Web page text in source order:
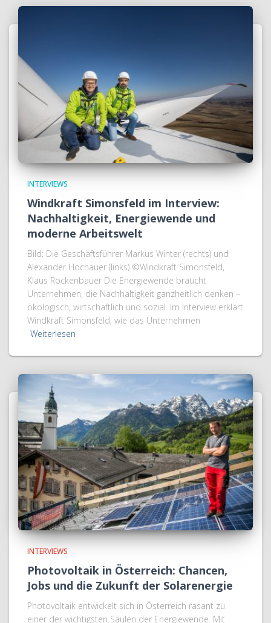
INTERVIEWS
Windkraft Simonsfeld im Interview:
Nachhaltigkeit, Energiewende und
moderne Arbeitswelt
Bild: Die Geschäftsführer Markus Winter (rechts) und
Alexander Hochauer (links) ©Windkraft Simonsfeld,
Klaus Rockenbauer Die Energiewende braucht
Unternehmen, die Nachhaltigkeit ganzheitlich denken –
ökologisch, wirtschaftlich und sozial. Im Interview erklärt
Windkraft Simonsfeld, wie das Unternehmen
Weiterlesen
INTERVIEWS
Photovoltaik in Österreich: Chancen,
Jobs und die Zukunft der Solarenergie
Photovoltaik entwickelt sich in Österreich rasant zu
einer der wichtigsten Säulen der Energiewende. Mit